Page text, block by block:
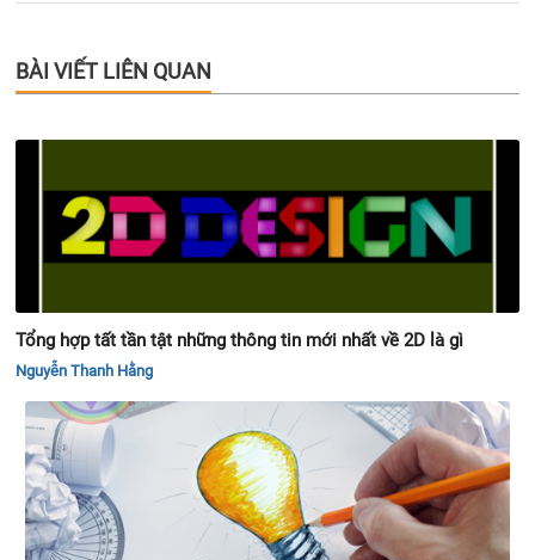
BÀI VIẾT LIÊN QUAN
Tổng hợp tất tần tật những thông tin mới nhất về 2D là gì
Nguyễn Thanh Hằng